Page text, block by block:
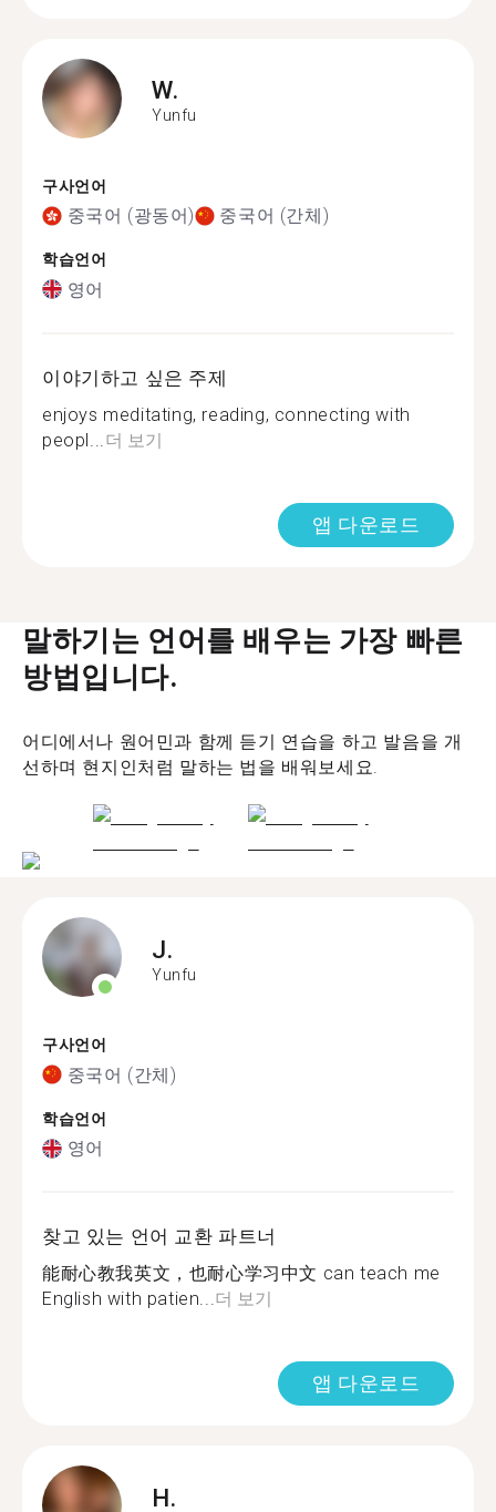
W.
Yunfu
구사언어
중국어 (광동어) 중국어 (간체)
학습언어
영어
이야기하고 싶은 주제
enjoys meditating, reading, connecting with
peopl... 더 보기
앱 다운로드
말하기는 언어를 배우는 가장 빠른
방법입니다.
어디에서나 원어민과 함께 듣기 연습을 하고 발음을 개
선하며 현지인처럼 말하는 법을 배워보세요.
J.
Yunfu
구사언어
중국어 (간체)
학습언어
영어
찾고 있는 언어 교환 파트너
能耐心教我英文，也耐心学习中文 can teach me
English with patien...더 보기
앱 다운로드
H.